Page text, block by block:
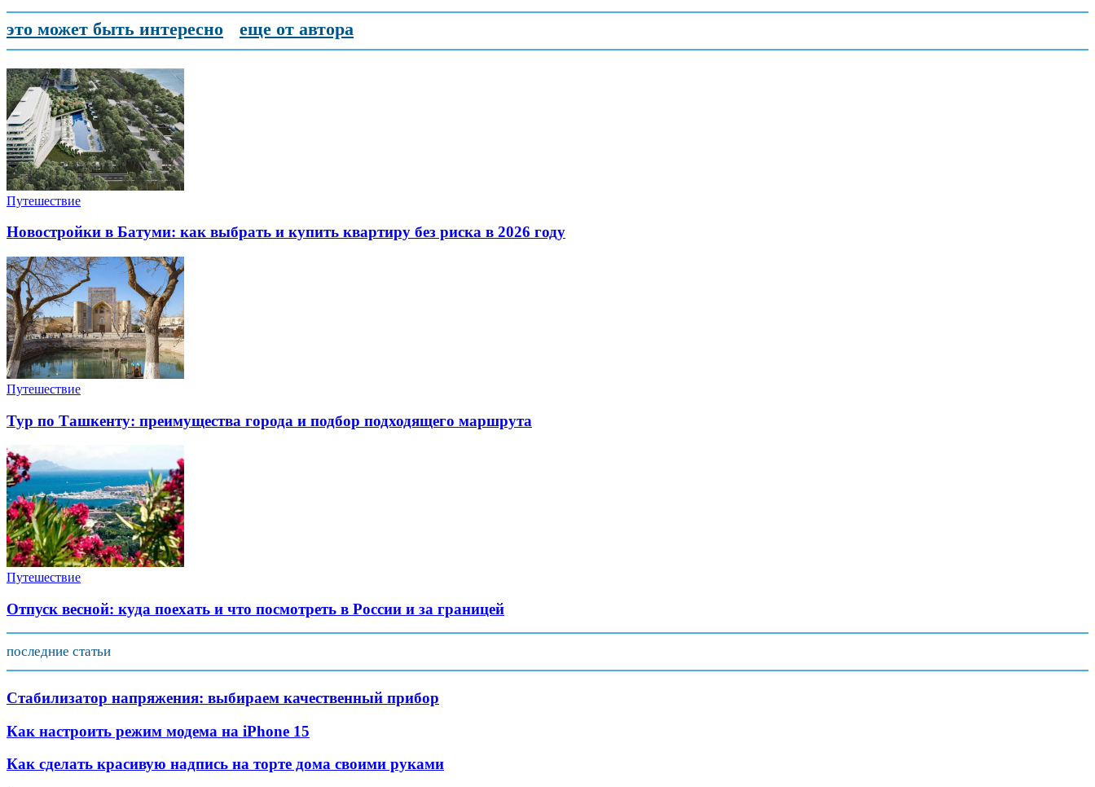
это может быть интересно еще от автора
Путешествие
Новостройки в Батуми: как выбрать и купить квартиру без риска в 2026 году
Путешествие
Тур по Ташкенту: преимущества города и подбор подходящего маршрута
Путешествие
Отпуск весной: куда поехать и что посмотреть в России и за границей
последние статьи
Стабилизатор напряжения: выбираем качественный прибор
Как настроить режим модема на iPhone 15
Как сделать красивую надпись на торте дома своими руками